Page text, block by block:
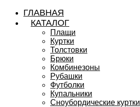
ГЛАВНАЯ
КАТАЛОГ
Плащи
Куртки
Толстовки
Брюки
Комбинезоны
Рубашки
Футболки
Купальники
Сноубордические куртки